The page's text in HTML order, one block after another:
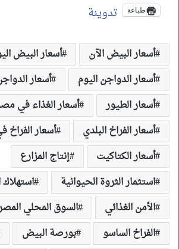
طباعة تدوينة
أسعار البيض الآن
أسعار البيض
أسعار الدواجن اليوم
أسعار
أسعار الطيور
أسعار الغذاء في
أسعار الفراخ البلدي
أسعار
أسعار الكتاكيت
إنتاج المزارع
استثمار الثروة الحيوانية
الأمن الغذائي
السوق المحلي
الفراخ الساسو
بورصة البيض